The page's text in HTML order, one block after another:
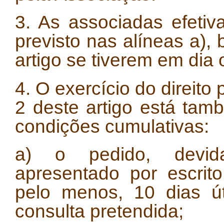
3. As associadas
previsto nas alíneas a),
artigo se tiverem em dia
4. O exercício do direito
2 deste artigo está
condições cumulativas:
a) o pedido,
apresentado por
pelo menos, 10 dias
consulta pretendida;